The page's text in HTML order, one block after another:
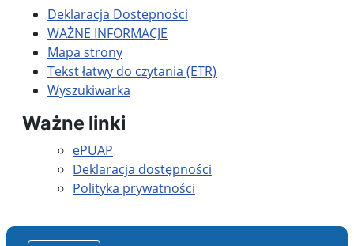
Deklaracja Dostepności
WAŻNE INFORMACJE
Mapa strony
Tekst łatwy do czytania (ETR)
Wyszukiwarka
Ważne linki
ePUAP
Deklaracja dostępności
Polityka prywatności